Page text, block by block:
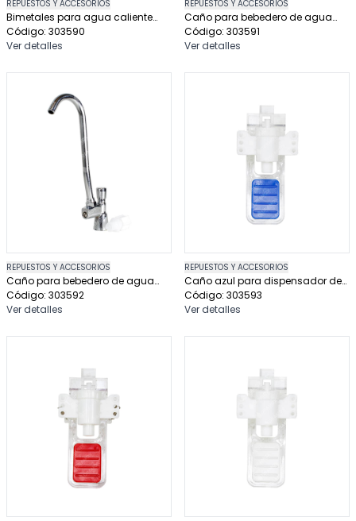
REPUESTOS Y ACCESORIOS
Bimetales para agua caliente
dispensador de agua
Código: 303590
Ver detalles
REPUESTOS Y ACCESORIOS
Caño para bebedero de agua
puripress 40
Código: 303591
Ver detalles
REPUESTOS Y ACCESORIOS
Caño para bebedero de agua
ibbl cuello cisne
Código: 303592
Ver detalles
REPUESTOS Y ACCESORIOS
Caño azul para dispensador de
agua 105l
Código: 303593
Ver detalles